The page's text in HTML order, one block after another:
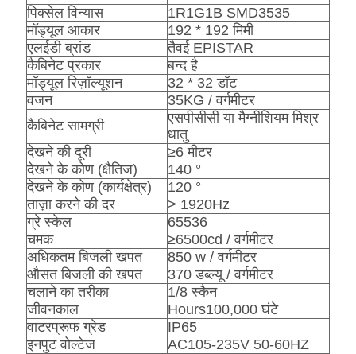
पिक्सेल विन्यास
1R1G1B SMD3535
मॉड्यूल आकार
192 * 192 मिमी
एलईडी ब्रांड
तैवई EPISTAR
कैबिनेट प्रकार
बन्द है
मॉड्यूल रिज़ॉल्यूशन
32 * 32 डॉट
वजन
35KG / वर्गमीटर
कैबिनेट सामग्री
एसपीसीसी या मैग्नीशियम मिश्र
धातु
देखने की दूरी
≥6 मीटर
देखने के कोण (क्षैतिज)
140 °
देखने के कोण (कार्यक्षेत्र)
120 °
ताज़ा करने की दर
> 1920Hz
ग्रे स्केल
65536
चमक
≥6500cd / वर्गमीटर
अधिकतम बिजली खपत
850 w / वर्गमीटर
औसत बिजली की खपत
370 डब्ल्यू / वर्गमीटर
चलाने का तरीका
1/8 स्कैन
जीवनकाल
Hours100,000 घंटे
वाटरप्रूफ ग्रेड
IP65
इनपुट वोल्टेज
AC105-235V 50-60HZ